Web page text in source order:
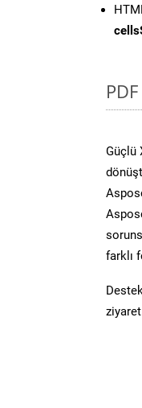
Güçlü
farklı